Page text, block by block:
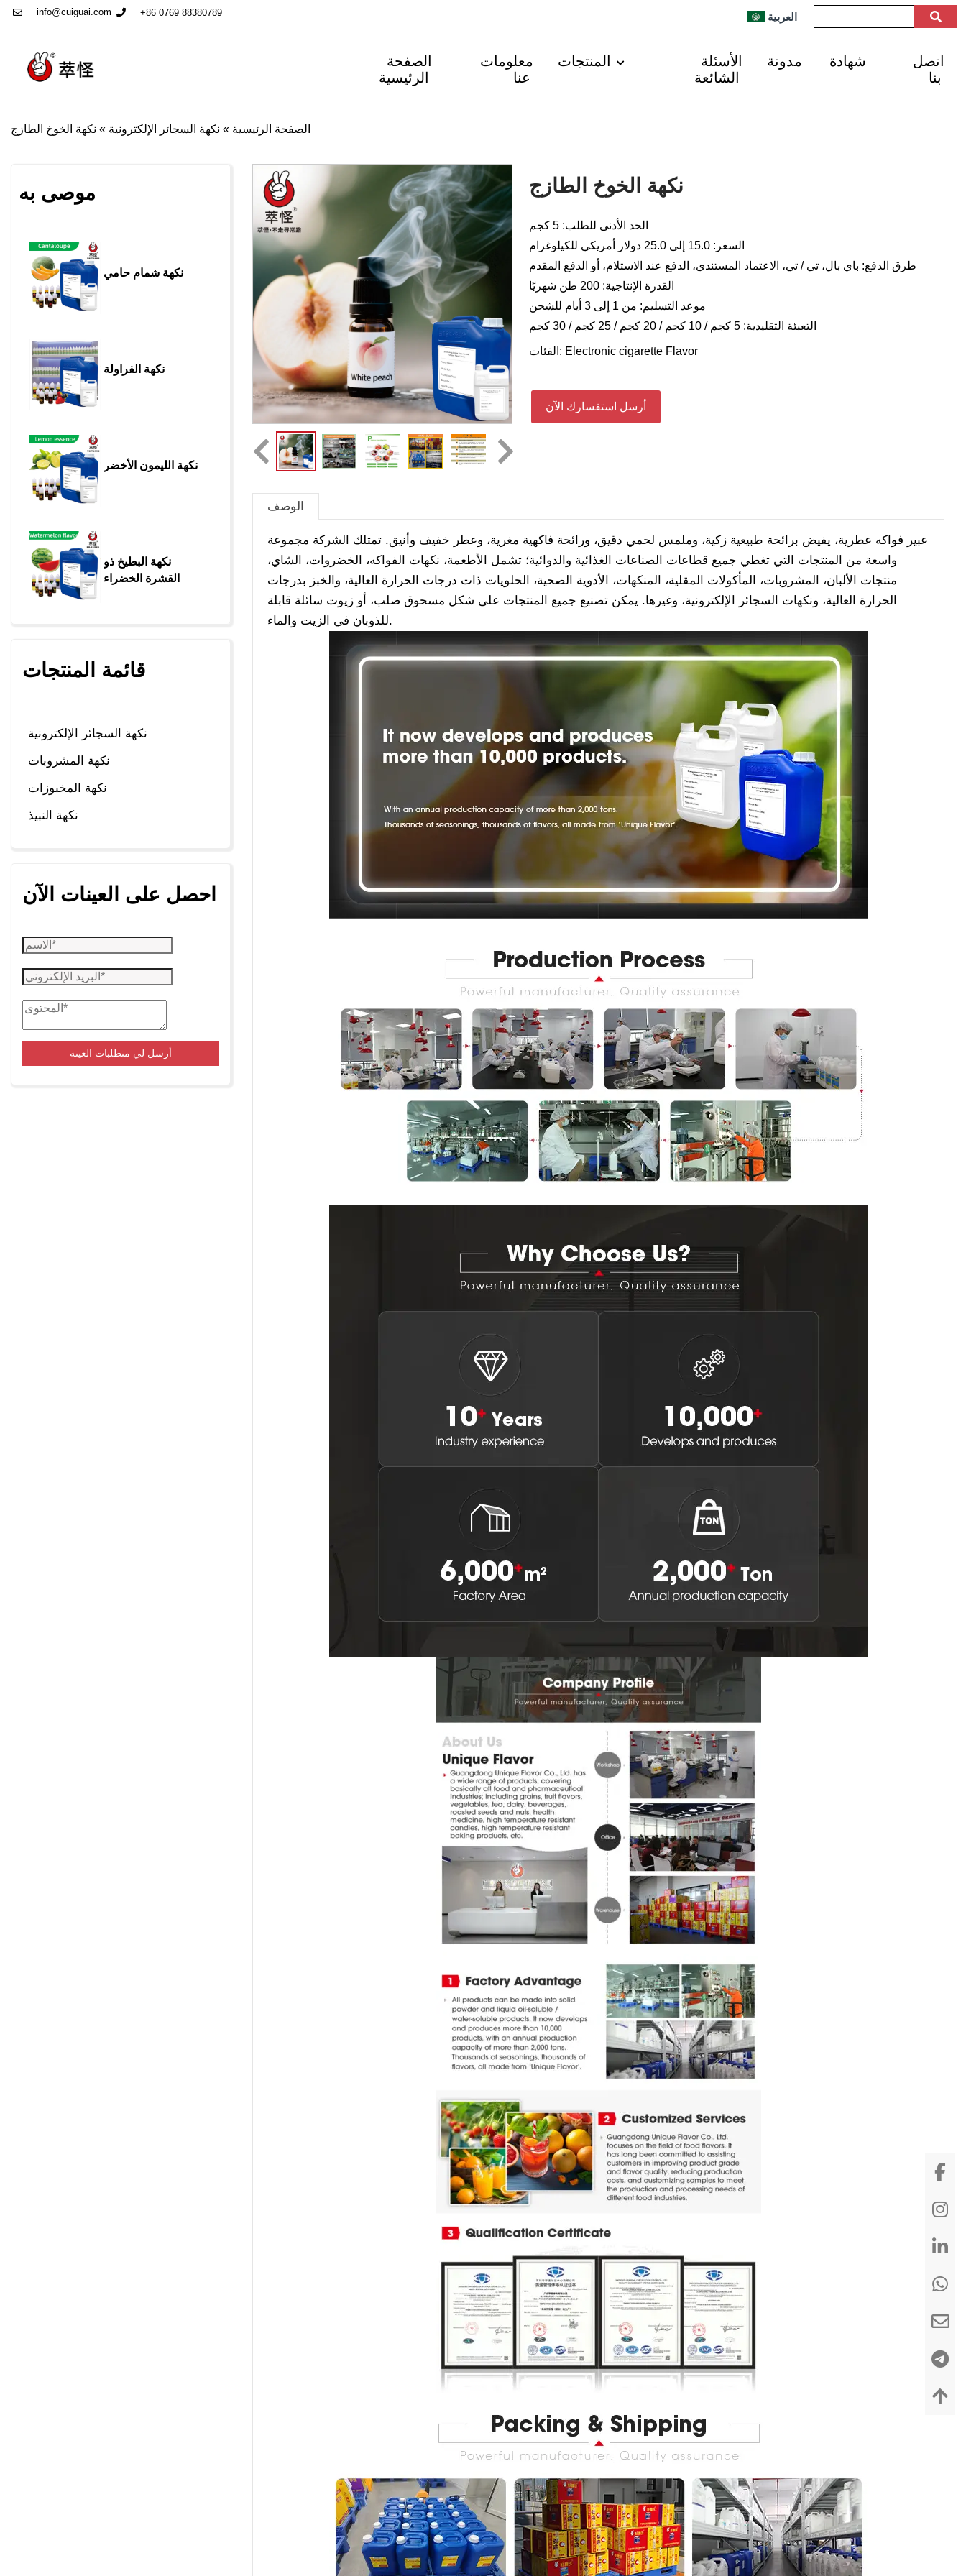
info@cuiguai.com +86 0769 88380789 العربية
الصفحة
الرئيسية
معلومات
عنا
المنتجات
الأسئلة
الشائعة
مدونة شهادة
اتصل
بنا
الصفحة الرئيسية » نكهة السجائر الإلكترونية » نكهة الخوخ الطازج
موصى به
نكهة شمام حامي
نكهة الفراولة
نكهة الليمون الأخضر
نكهة البطيخ ذو
القشرة الخضراء
قائمة المنتجات
نكهة السجائر الإلكترونية
نكهة المشروبات
نكهة المخبوزات
نكهة النبيذ
احصل على العينات الآن
أرسل لي متطلبات العينة
نكهة الخوخ الطازج
الحد الأدنى للطلب: 5 كجم
السعر: 15.0 إلى 25.0 دولار أمريكي للكيلوغرام
طرق الدفع: باي بال، تي / تي، الاعتماد المستندي، الدفع عند الاستلام، أو الدفع المقدم
القدرة الإنتاجية: 200 طن شهريًا
موعد التسليم: من 1 إلى 3 أيام للشحن
التعبئة التقليدية: 5 كجم / 10 كجم / 20 كجم / 25 كجم / 30 كجم
الفئات: Electronic cigarette Flavor
أرسل استفسارك الآن
الوصف
عبير فواكه عطرية، يفيض برائحة طبيعية زكية، وملمس لحمي دقيق، ورائحة فاكهية مغرية، وعطر خفيف وأنيق. تمتلك الشركة مجموعة
واسعة من المنتجات التي تغطي جميع قطاعات الصناعات الغذائية والدوائية؛ تشمل الأطعمة، نكهات الفواكه، الخضروات، الشاي،
منتجات الألبان، المشروبات، المأكولات المقلية، المنكهات، الأدوية الصحية، الحلويات ذات درجات الحرارة العالية، والخبز بدرجات
الحرارة العالية، ونكهات السجائر الإلكترونية، وغيرها. يمكن تصنيع جميع المنتجات على شكل مسحوق صلب، أو زيوت سائلة قابلة
للذوبان في الزيت والماء.